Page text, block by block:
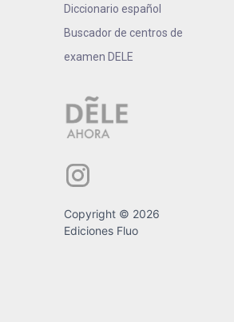
Diccionario español
Buscador de centros de
examen DELE
Copyright © 2026
Ediciones Fluo